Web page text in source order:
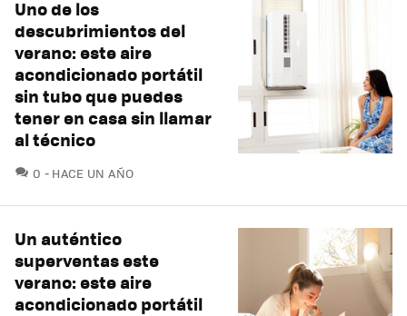
Uno de los
descubrimientos del
verano: este aire
acondicionado portátil
sin tubo que puedes
tener en casa sin llamar
al técnico
0 COMENTARIOS
HACE UN AÑO
Un auténtico
superventas este
verano: este aire
acondicionado portátil